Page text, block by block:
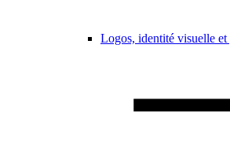
Logos, identité visuelle et